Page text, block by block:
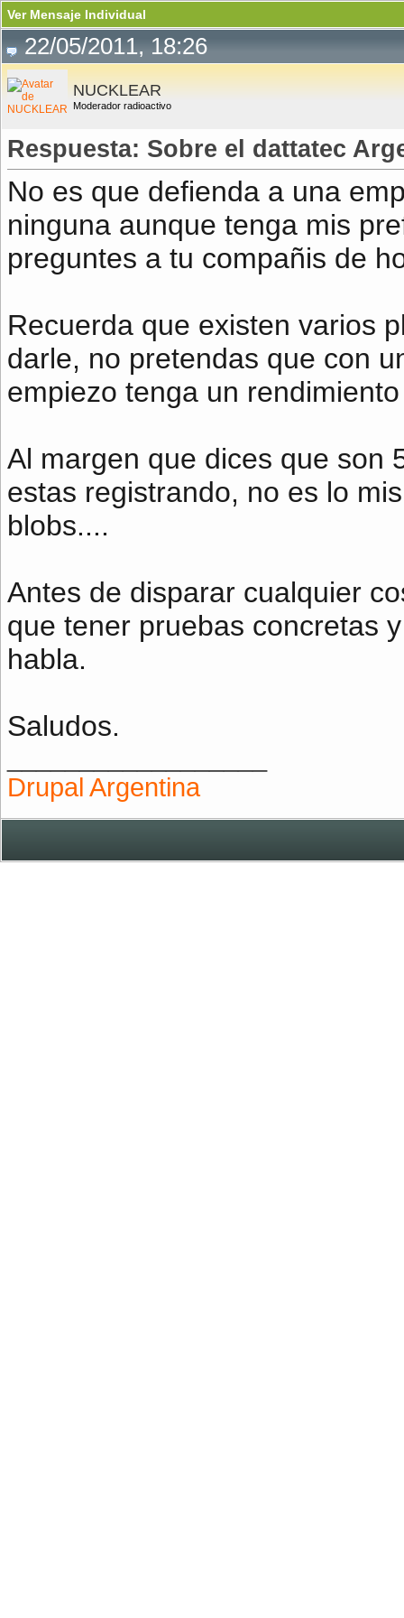
Ver Mensaje Individual
22/05/2011, 18:26
NUCKLEAR
Moderador radioactivo
Respuesta: Sobre el dattatec
No es que defienda a una
ninguna aunque tenga mis
preguntes a tu compañis de
Recuerda que existen varios
darle, no pretendas que con
empiezo tenga un
Al margen que dices que son
estas registrando, no es lo
blobs....
Antes de disparar cualquier
que tener pruebas concretas
habla.
Saludos.
Drupal Argentina